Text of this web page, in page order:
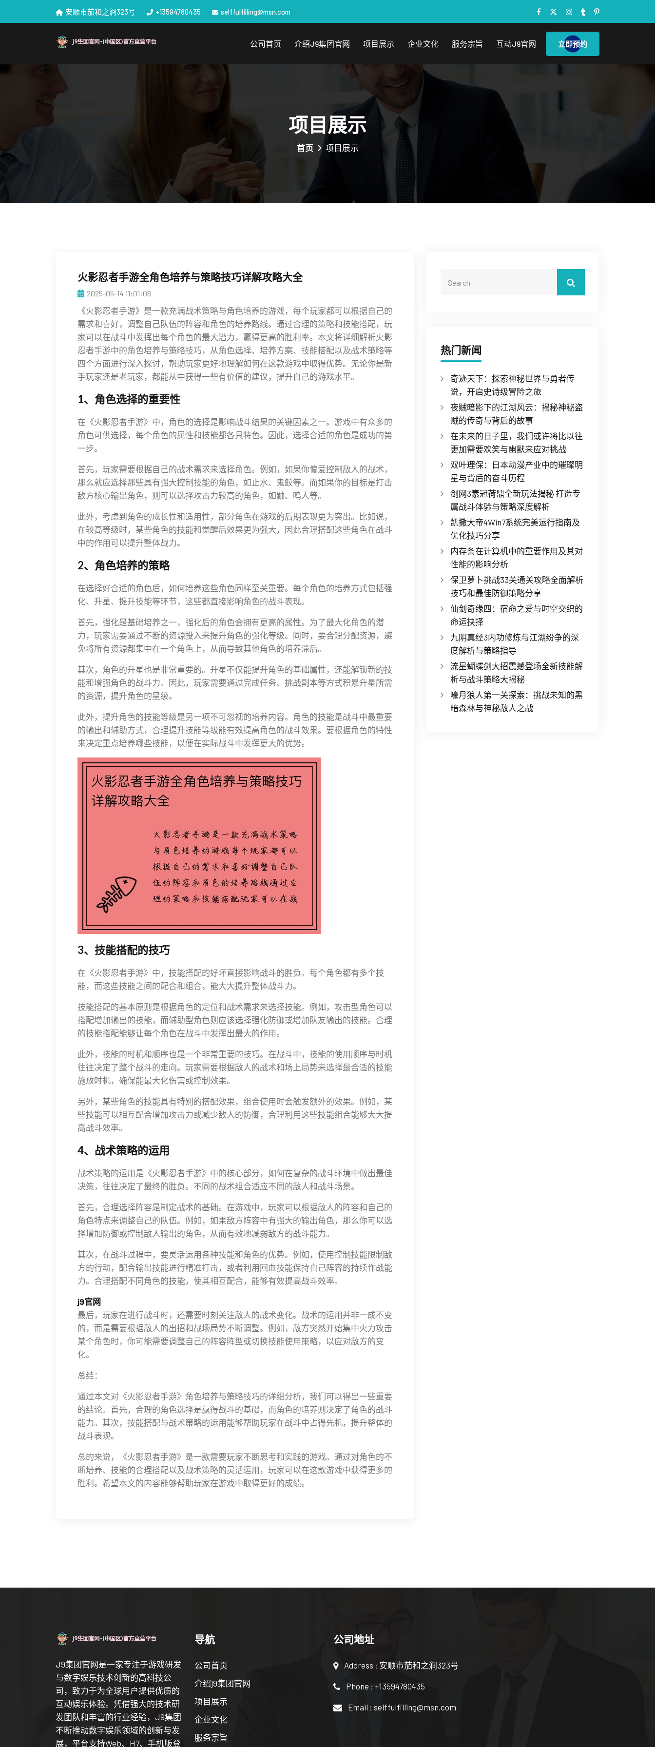
安顺市茄和之涧323号 +13594780435 selffulfilling@msn.com
公司首页 介绍j9集团官网 项目展示 企业文化 服务宗旨 互动j9官网 立即预约
项目展示
首页 项目展示
火影忍者手游全角色培养与策略技巧详解攻略大全
2025-05-14 11:01:08
《火影忍者手游》是一款充满战术策略与角色培养的游戏，每个玩家都可以根据自己的
需求和喜好，调整自己队伍的阵容和角色的培养路线。通过合理的策略和技能搭配，玩
家可以在战斗中发挥出每个角色的最大潜力，赢得更高的胜利率。本文将详细解析火影
忍者手游中的角色培养与策略技巧，从角色选择、培养方案、技能搭配以及战术策略等
四个方面进行深入探讨，帮助玩家更好地理解如何在这款游戏中取得优势。无论你是新
手玩家还是老玩家，都能从中获得一些有价值的建议，提升自己的游戏水平。
1、角色选择的重要性
在《火影忍者手游》中，角色的选择是影响战斗结果的关键因素之一。游戏中有众多的
角色可供选择，每个角色的属性和技能都各具特色。因此，选择合适的角色是成功的第
一步。
首先，玩家需要根据自己的战术需求来选择角色。例如，如果你偏爱控制敌人的战术，
那么就应选择那些具有强大控制技能的角色，如止水、鬼鲛等。而如果你的目标是打击
敌方核心输出角色，则可以选择攻击力较高的角色，如鼬、鸣人等。
此外，考虑到角色的成长性和适用性，部分角色在游戏的后期表现更为突出。比如说，
在较高等级时，某些角色的技能和觉醒后效果更为强大，因此合理搭配这些角色在战斗
中的作用可以提升整体战力。
2、角色培养的策略
在选择好合适的角色后，如何培养这些角色同样至关重要。每个角色的培养方式包括强
化、升星、提升技能等环节，这些都直接影响角色的战斗表现。
首先，强化是基础培养之一，强化后的角色会拥有更高的属性。为了最大化角色的潜
力，玩家需要通过不断的资源投入来提升角色的强化等级。同时，要合理分配资源，避
免将所有资源都集中在一个角色上，从而导致其他角色的培养滞后。
其次，角色的升星也是非常重要的。升星不仅能提升角色的基础属性，还能解锁新的技
能和增强角色的战斗力。因此，玩家需要通过完成任务、挑战副本等方式积累升星所需
的资源，提升角色的星级。
此外，提升角色的技能等级是另一项不可忽视的培养内容。角色的技能是战斗中最重要
的输出和辅助方式，合理提升技能等级能有效提高角色的战斗效果。要根据角色的特性
来决定重点培养哪些技能，以便在实际战斗中发挥更大的优势。
3、技能搭配的技巧
在《火影忍者手游》中，技能搭配的好坏直接影响战斗的胜负。每个角色都有多个技
能，而这些技能之间的配合和组合，能大大提升整体战斗力。
技能搭配的基本原则是根据角色的定位和战术需求来选择技能。例如，攻击型角色可以
搭配增加输出的技能，而辅助型角色则应该选择强化防御或增加队友输出的技能。合理
的技能搭配能够让每个角色在战斗中发挥出最大的作用。
此外，技能的时机和顺序也是一个非常重要的技巧。在战斗中，技能的使用顺序与时机
往往决定了整个战斗的走向。玩家需要根据敌人的战术和场上局势来选择最合适的技能
施放时机，确保能最大化伤害或控制效果。
另外，某些角色的技能具有特别的搭配效果，组合使用时会触发额外的效果。例如，某
些技能可以相互配合增加攻击力或减少敌人的防御，合理利用这些技能组合能够大大提
高战斗效率。
4、战术策略的运用
战术策略的运用是《火影忍者手游》中的核心部分，如何在复杂的战斗环境中做出最佳
决策，往往决定了最终的胜负。不同的战术组合适应不同的敌人和战斗场景。
首先，合理选择阵容是制定战术的基础。在游戏中，玩家可以根据敌人的阵容和自己的
角色特点来调整自己的队伍。例如，如果敌方阵容中有强大的输出角色，那么你可以选
择增加防御或控制敌人输出的角色，从而有效地减弱敌方的战斗能力。
其次，在战斗过程中，要灵活运用各种技能和角色的优势。例如，使用控制技能限制敌
方的行动，配合输出技能进行精准打击，或者利用回血技能保持自己阵容的持续作战能
力。合理搭配不同角色的技能，使其相互配合，能够有效提高战斗效率。
j9官网
最后，玩家在进行战斗时，还需要时刻关注敌人的战术变化。战术的运用并非一成不变
的，而是需要根据敌人的出招和战场局势不断调整。例如，敌方突然开始集中火力攻击
某个角色时，你可能需要调整自己的阵容阵型或切换技能使用策略，以应对敌方的变
化。
总结：
通过本文对《火影忍者手游》角色培养与策略技巧的详细分析，我们可以得出一些重要
的结论。首先，合理的角色选择是赢得战斗的基础，而角色的培养则决定了角色的战斗
能力。其次，技能搭配与战术策略的运用能够帮助玩家在战斗中占得先机，提升整体的
战斗表现。
总的来说，《火影忍者手游》是一款需要玩家不断思考和实践的游戏。通过对角色的不
断培养、技能的合理搭配以及战术策略的灵活运用，玩家可以在这款游戏中获得更多的
胜利。希望本文的内容能够帮助玩家在游戏中取得更好的成绩。
热门新闻
奇迹天下：探索神秘世界与勇者传
说，开启史诗级冒险之旅
夜贼暗影下的江湖风云：揭秘神秘盗
贼的传奇与背后的故事
在未来的日子里，我们或许将比以往
更加需要欢笑与幽默来应对挑战
双叶理保：日本动漫产业中的璀璨明
星与背后的奋斗历程
剑网3素冠荷鼎全新玩法揭秘 打造专
属战斗体验与策略深度解析
凯撒大帝4Win7系统完美运行指南及
优化技巧分享
内存条在计算机中的重要作用及其对
性能的影响分析
保卫萝卜挑战33关通关攻略全面解析
技巧和最佳防御策略分享
仙剑奇缘四：宿命之爱与时空交织的
命运抉择
九阴真经3内功修炼与江湖纷争的深
度解析与策略指导
流星蝴蝶剑大招震撼登场全新技能解
析与战斗策略大揭秘
嚎月狼人第一关探索：挑战未知的黑
暗森林与神秘敌人之战
J9集团官网是一家专注于游戏研发
与数字娱乐技术创新的高科技公
司，致力于为全球用户提供优质的
互动娱乐体验。凭借强大的技术研
发团队和丰富的行业经验，J9集团
不断推动数字娱乐领域的创新与发
展，平台支持Web、H7、手机版登
导航
公司首页
介绍j9集团官网
项目展示
企业文化
服务宗旨
公司地址
Address : 安顺市茄和之涧323号
Phone : +13594780435
Email : selffulfilling@msn.com